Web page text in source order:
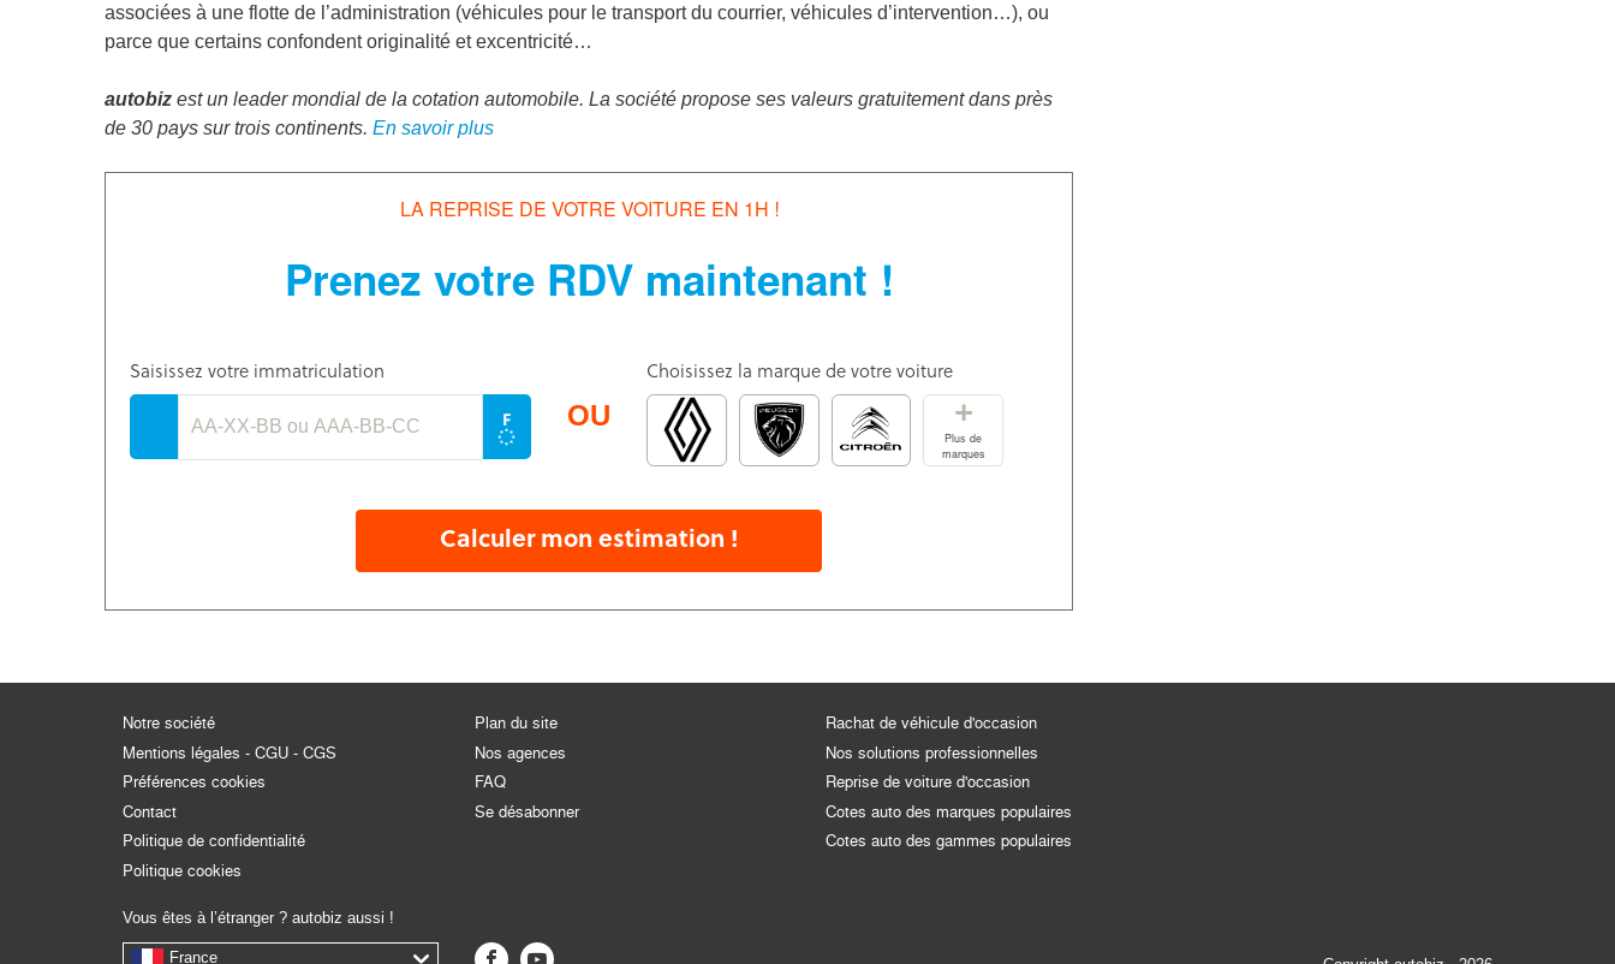
associées à une flotte de l’administration (véhicules pour le transport du courrier, véhicules d’intervention…), ou
parce que certains confondent originalité et excentricité…
autobiz est un leader mondial de la cotation automobile. La société propose ses valeurs gratuitement dans près
de 30 pays sur trois continents. En savoir plus
LA REPRISE DE VOTRE VOITURE EN 1H !
Prenez votre RDV maintenant !
Saisissez votre immatriculation
OU
Choisissez la marque de votre voiture
+
Plus de
marques
Calculer mon estimation !
Notre société
Mentions légales - CGU - CGS
Préférences cookies
Contact
Politique de confidentialité
Politique cookies
Plan du site
Nos agences
FAQ
Se désabonner
Rachat de véhicule d'occasion
Nos solutions professionnelles
Reprise de voiture d'occasion
Cotes auto des marques populaires
Cotes auto des gammes populaires
Vous êtes à l’étranger ? autobiz aussi !
France